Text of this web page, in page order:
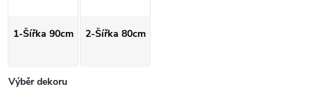
1-Šířka 90cm 2-Šířka 80cm
Výběr dekoru